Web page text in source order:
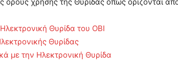
Θυρίδα του ΟΒΙ
Θυρίδας
με την Ηλεκτρονική Θυρίδα